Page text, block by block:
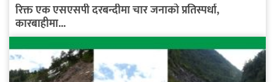
रिक्त एक एसएसपी दरबन्दीमा चार जनाको प्रतिस्पर्धा,
कारबाहीमा...